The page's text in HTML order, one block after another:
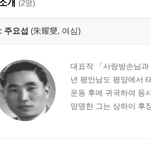
(2명)
주요섭 (朱耀燮, 여심)
대표작 「사랑방손님
년 평안남도 평양에서
운동 후에 귀국하여 등
망명한 그는 상하이 후